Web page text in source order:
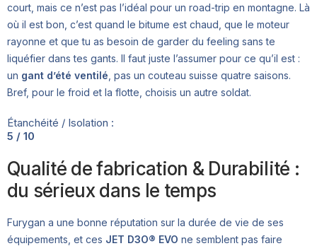
court, mais ce n’est pas l’idéal pour un road-trip en montagne. Là
où il est bon, c’est quand le bitume est chaud, que le moteur
rayonne et que tu as besoin de garder du feeling sans te
liquéfier dans tes gants. Il faut juste l’assumer pour ce qu’il est :
un gant d’été ventilé , pas un couteau suisse quatre saisons.
Bref, pour le froid et la flotte, choisis un autre soldat.
Étanchéité / Isolation :
5 / 10
Qualité de fabrication & Durabilité :
du sérieux dans le temps
Furygan a une bonne réputation sur la durée de vie de ses
équipements, et ces JET D3O® EVO ne semblent pas faire